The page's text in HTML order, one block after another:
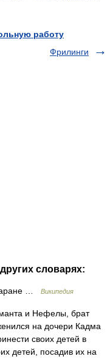
работу
Фрилинги
словарях:
… Википедия
и Нефелы, брат
на дочери Кадма
своих детей в
детей, посадив их на